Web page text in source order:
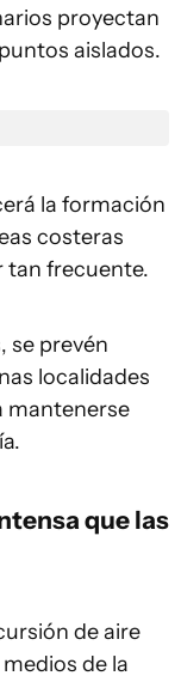
proyectan
aislados.
la formación
costeras
tan frecuente.
se prevén
localidades
mantenerse
que las
de aire
de la